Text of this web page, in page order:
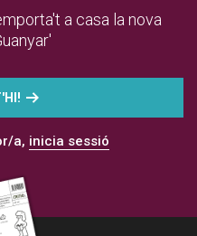
a casa la nova
a, inicia sessió